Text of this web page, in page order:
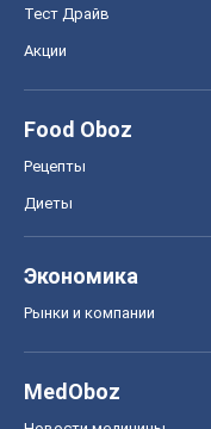
Тест Драйв
Акции
Food Oboz
Рецепты
Диеты
Экономика
Рынки и компании
MedOboz